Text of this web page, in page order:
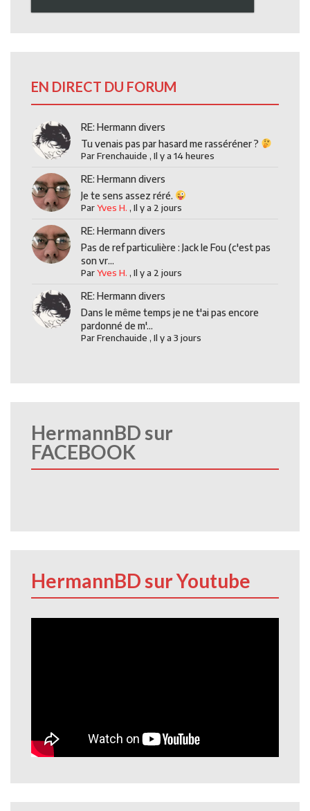
EN DIRECT DU FORUM
RE: Hermann divers
Tu venais pas par hasard me rasséréner ?
ParFrenchauide ,Il y a 14 heures
RE: Hermann divers
Je te sens assez réré.
ParYves H. ,Il y a 2 jours
RE: Hermann divers
Pas de ref particulière : Jack le Fou (c'est pas
son vr...
ParYves H. ,Il y a 2 jours
RE: Hermann divers
Dans le même temps je ne t'ai pas encore
pardonné de m'...
ParFrenchauide ,Il y a 3 jours
HermannBD sur
FACEBOOK
HermannBD sur Youtube